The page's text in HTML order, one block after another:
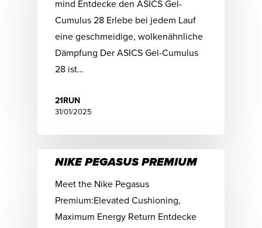
mind Entdecke den ASICS Gel-
Cumulus 28 Erlebe bei jedem Lauf
eine geschmeidige, wolkenähnliche
Dämpfung Der ASICS Gel-Cumulus
28 ist…
21RUN
31/01/2025
NIKE PEGASUS PREMIUM
Meet the Nike Pegasus
Premium:Elevated Cushioning,
Maximum Energy Return Entdecke